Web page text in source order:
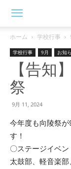
ホーム 学校行事
学校行事 9月 お知
【告知
祭
9月 11, 2024
今年度も向陵祭
す！
〇ステージイベン
太鼓部、軽音楽部